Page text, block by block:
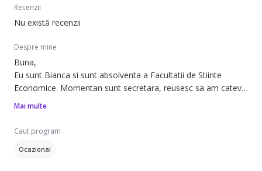
Recenzii
Nu există recenzii
Despre mine
Buna,
Eu sunt Bianca si sunt absolventa a Facultatii de Stiinte
Economice. Momentan sunt secretara, reusesc sa am cateva
ore libere pe saptamana si mi-ar face placere sa ajut o
Mi-am crescut sora cu 12 ani mai mica, deci nu cred ca am
Mai multe
Caut program
Ocazional